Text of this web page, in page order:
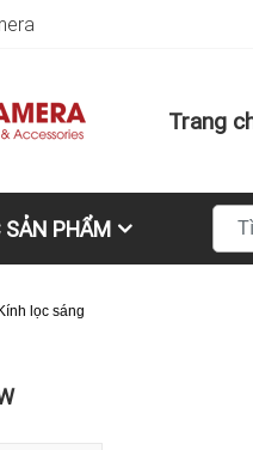
Trang
SẢN PHẨM
Kính lọc sáng